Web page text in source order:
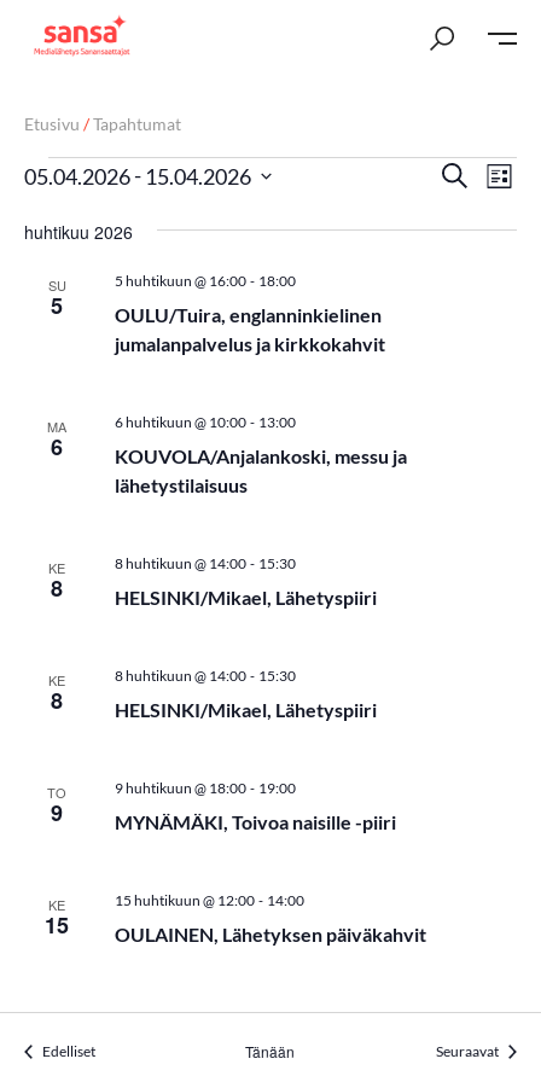
Etusivu /Tapahtumat
T
a
k
y
Etsi
Lista
05.04.2026 - 15.04.2026
päivä.
huhtikuu 2026
SU
5
OULU/Tuira, englanninkielinen
jumalanpalvelus ja kirkkokahvit
5 huhtikuun @ 16:00 - 18:00
MA
6
KOUVOLA/Anjalankoski, messu ja
lähetystilaisuus
6 huhtikuun @ 10:00 - 13:00
KE
8 HELSINKI/Mikael, Lähetyspiiri
8 huhtikuun @ 14:00 - 15:30
KE
8 HELSINKI/Mikael, Lähetyspiiri
8 huhtikuun @ 14:00 - 15:30
TO
9 MYNÄMÄKI, Toivoa naisille -piiri
9 huhtikuun @ 18:00 - 19:00
KE
15 OULAINEN, Lähetyksen päiväkahvit
15 huhtikuun @ 12:00 - 14:00
EdellisetTapahtumat Tänään Seuraavat